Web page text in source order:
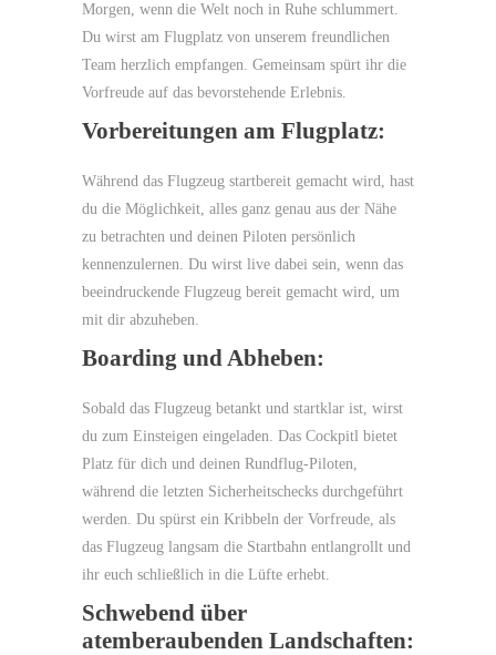
Morgen, wenn die Welt noch in Ruhe schlummert.
Du wirst am Flugplatz von unserem freundlichen
Team herzlich empfangen. Gemeinsam spürt ihr die
Vorfreude auf das bevorstehende Erlebnis.
Vorbereitungen am Flugplatz:
Während das Flugzeug startbereit gemacht wird, hast
du die Möglichkeit, alles ganz genau aus der Nähe
zu betrachten und deinen Piloten persönlich
kennenzulernen. Du wirst live dabei sein, wenn das
beeindruckende Flugzeug bereit gemacht wird, um
mit dir abzuheben.
Boarding und Abheben:
Sobald das Flugzeug betankt und startklar ist, wirst
du zum Einsteigen eingeladen. Das Cockpitl bietet
Platz für dich und deinen Rundflug-Piloten,
während die letzten Sicherheitschecks durchgeführt
werden. Du spürst ein Kribbeln der Vorfreude, als
das Flugzeug langsam die Startbahn entlangrollt und
ihr euch schließlich in die Lüfte erhebt.
Schwebend über
atemberaubenden Landschaften: